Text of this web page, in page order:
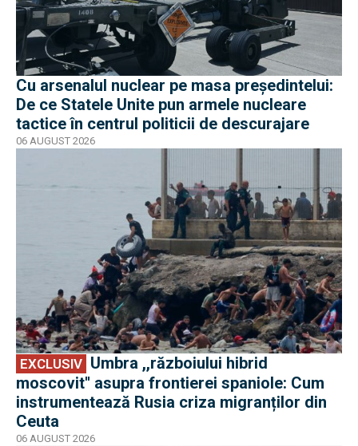
Cu arsenalul nuclear pe masa preşedintelui:
De ce Statele Unite pun armele nucleare
tactice în centrul politicii de descurajare
06 AUGUST 2026
EXCLUSIV
moscovit'' asupra frontierei spaniole: Cum
instrumentează Rusia criza migranților din
Ceuta
06 AUGUST 2026